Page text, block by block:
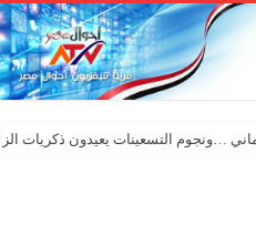
…ونجوم التسعينات يعيدون ذكريات